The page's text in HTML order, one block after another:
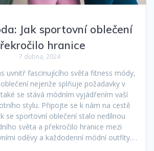
Jak sportovní oblečení
hranice
7 dubna, 2024
uvnitř fascinujícího světa fitness módy,
nejenže splňuje požadavky v
se stává módním vyjádřením vaší
stylu. Připojte se k nám na cestě
se sportovní oblečení stalo nedílnou
světa a překročilo hranice mezi
oděvy a každodenní módní outfity.…